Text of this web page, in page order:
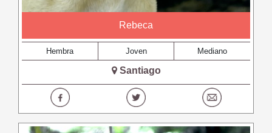
Rebeca
Hembra Joven Mediano
Santiago